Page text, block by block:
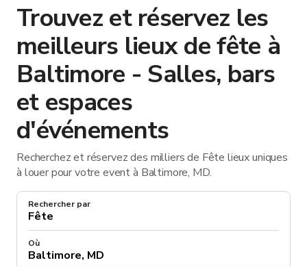
Trouvez et réservez les
meilleurs lieux de fête à
Baltimore - Salles, bars
et espaces
d'événements
Recherchez et réservez des milliers de Fête lieux uniques
à louer pour votre event à Baltimore, MD.
Rechercher par
Où